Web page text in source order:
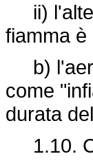
ii)
fiamma
b)
come
durata
1.10.